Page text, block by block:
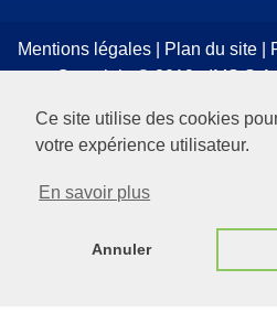
Ce site utilise des cookies
votre expérience utilisateur.
En savoir plus
Annuler
Mentions légales| Plan du site|
Copyright © 2019 - IMS